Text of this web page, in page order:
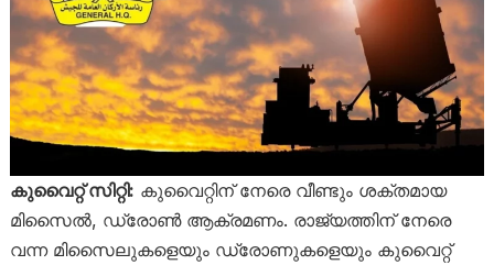
കുവൈറ്റ് സിറ്റി: കുവൈറ്റിന് നേരെ വീണ്ടും ശക്തമായ
മിസൈൽ, ഡ്രോൺ ആക്രമണം. രാജ്യത്തിന് നേരെ
വന്ന മിസൈലുകളെയും ഡ്രോണുകളെയും കുവൈറ്റ്